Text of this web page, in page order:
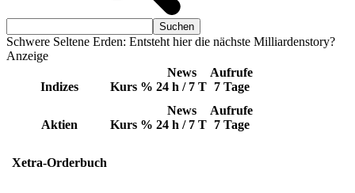
Schwere Seltene Erden: Entsteht hier die nächste Milliardenstory?
Anzeige
Indizes Kurs %
News
24 h / 7 T
Aufrufe
7 Tage
Aktien Kurs %
News
24 h / 7 T
Aufrufe
7 Tage
Xetra-Orderbuch